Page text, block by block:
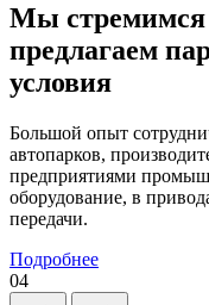
Мы стремимся
предлагаем
условия
Большой опыт
автопарков,
предприятиями
оборудование, в
передачи.
Подробнее
04